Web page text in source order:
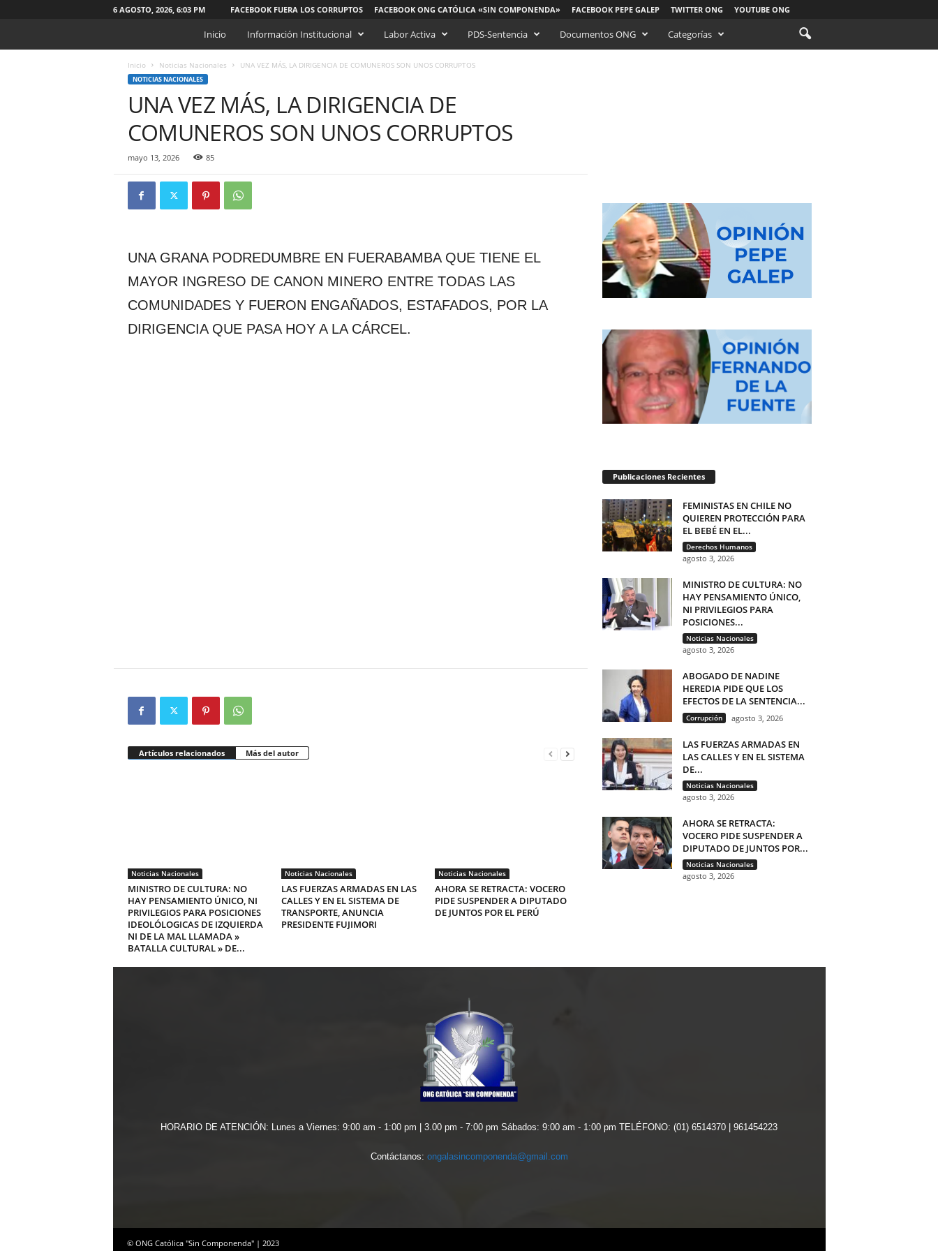
6 AGOSTO, 2026, 6:03 PM FACEBOOK FUERA LOS CORRUPTOS FACEBOOK ONG CATÓLICA «SIN COMPONENDA» FACEBOOK PEPE GALEP TWITTER ONG
YOUTUBE ONG
Inicio Información Institucional Labor Activa PDS-Sentencia Documentos ONG Categorías
Inicio Noticias Nacionales UNA VEZ MÁS, LA DIRIGENCIA DE COMUNEROS SON UNOS CORRUPTOS
NOTICIAS NACIONALES
UNA VEZ MÁS, LA DIRIGENCIA DE
COMUNEROS SON UNOS CORRUPTOS
mayo 13, 2026 85
UNA GRANA PODREDUMBRE EN FUERABAMBA QUE TIENE EL
MAYOR INGRESO DE CANON MINERO ENTRE TODAS LAS
COMUNIDADES Y FUERON ENGAÑADOS, ESTAFADOS, POR LA
DIRIGENCIA QUE PASA HOY A LA CÁRCEL.
Artículos relacionados Más del autor
Noticias Nacionales
MINISTRO DE CULTURA: NO
HAY PENSAMIENTO ÚNICO, NI
PRIVILEGIOS PARA POSICIONES
IDEOLÓLOGICAS DE IZQUIERDA
NI DE LA MAL LLAMADA »
BATALLA CULTURAL » DE...
Noticias Nacionales
LAS FUERZAS ARMADAS EN LAS
CALLES Y EN EL SISTEMA DE
TRANSPORTE, ANUNCIA
PRESIDENTE FUJIMORI
Noticias Nacionales
AHORA SE RETRACTA: VOCERO
PIDE SUSPENDER A DIPUTADO
DE JUNTOS POR EL PERÚ
Publicaciones Recientes
FEMINISTAS EN CHILE NO
QUIEREN PROTECCIÓN PARA
EL BEBÉ EN EL...
Derechos Humanos
agosto 3, 2026
MINISTRO DE CULTURA: NO
HAY PENSAMIENTO ÚNICO,
NI PRIVILEGIOS PARA
POSICIONES...
Noticias Nacionales
agosto 3, 2026
ABOGADO DE NADINE
HEREDIA PIDE QUE LOS
EFECTOS DE LA SENTENCIA...
Corrupción agosto 3, 2026
LAS FUERZAS ARMADAS EN
LAS CALLES Y EN EL SISTEMA
DE...
Noticias Nacionales
agosto 3, 2026
AHORA SE RETRACTA:
VOCERO PIDE SUSPENDER A
DIPUTADO DE JUNTOS POR...
Noticias Nacionales
agosto 3, 2026
HORARIO DE ATENCIÓN: Lunes a Viernes: 9:00 am - 1:00 pm | 3.00 pm - 7:00 pm Sábados: 9:00 am - 1:00 pm TELÉFONO: (01) 6514370 | 961454223
Contáctanos: ongalasincomponenda@gmail.com
© ONG Católica "Sin Componenda" | 2023